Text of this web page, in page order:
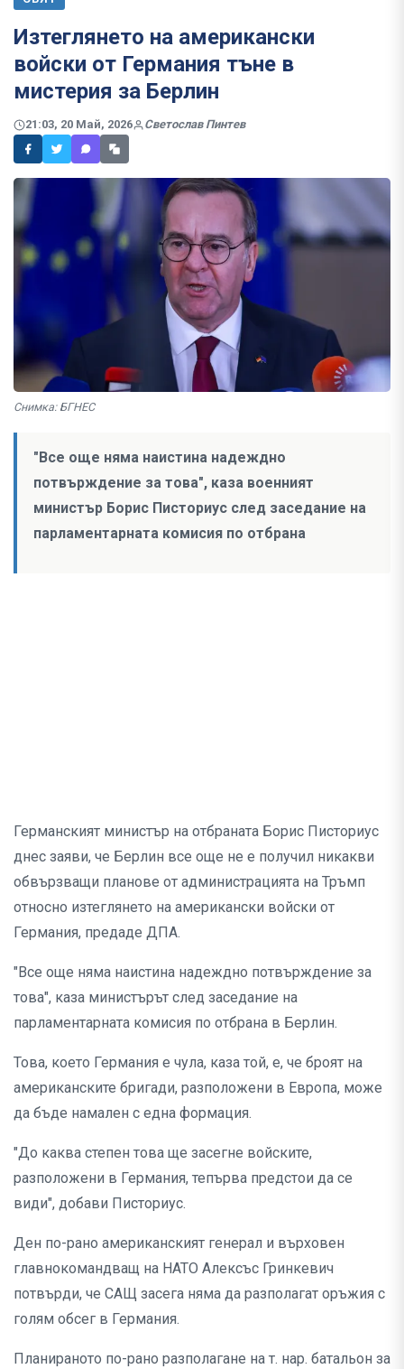
Изтеглянето на американски
войски от Германия тъне в
мистерия за Берлин
21:03, 20 Май, 2026 Светослав Пинтев
Снимка: БГНЕС
"Все още няма наистина надеждно
потвърждение за това", каза военният
министър Борис Писториус след заседание на
парламентарната комисия по отбрана
Германският министър на отбраната Борис Писториус
днес заяви, че Берлин все още не е получил никакви
обвързващи планове от администрацията на Тръмп
относно изтеглянето на американски войски от
Германия, предаде ДПА.
"Все още няма наистина надеждно потвърждение за
това", каза министърът след заседание на
парламентарната комисия по отбрана в Берлин.
Това, което Германия е чула, каза той, е, че броят на
американските бригади, разположени в Европа, може
да бъде намален с една формация.
"До каква степен това ще засегне войските,
разположени в Германия, тепърва предстои да се
види", добави Писториус.
Ден по-рано американският генерал и върховен
главнокомандващ на НАТО Алексъс Гринкевич
потвърди, че САЩ засега няма да разполагат оръжия с
голям обсег в Германия.
Планираното по-рано разполагане на т. нар. батальон за